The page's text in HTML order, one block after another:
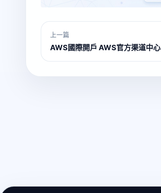
上一篇
AWS國際開戶 AWS官方渠道中心